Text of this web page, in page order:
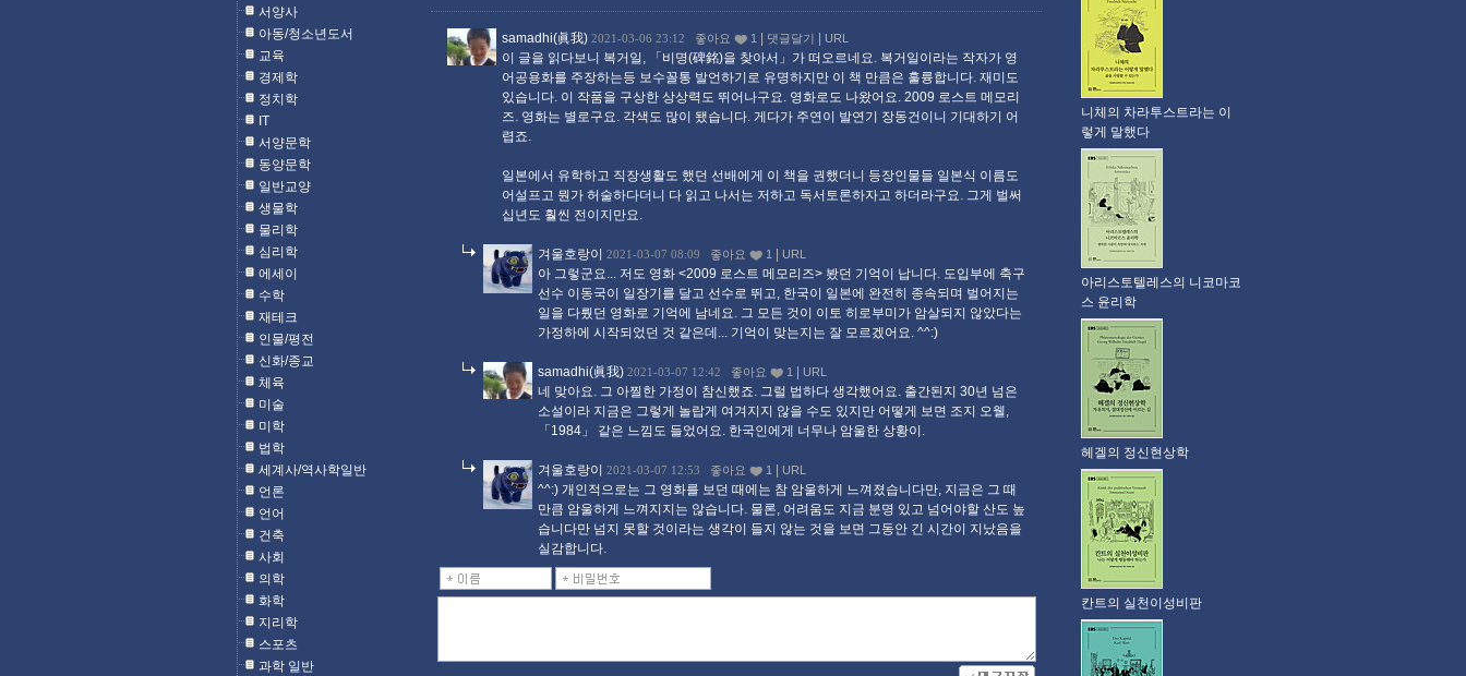
서양사
아동/청소년도서
교육
경제학
정치학
IT
서양문학
동양문학
일반교양
생물학
물리학
심리학
에세이
수학
재테크
인물/평전
신화/종교
체육
미술
미학
법학
세계사/역사학일반
언론
언어
건축
사회
의학
화학
지리학
스포츠
과학 일반
samadhi(眞我) 2021-03-06 23:12 좋아요 1 댓글달기 URL
이 글을 읽다보니 복거일, 「비명(碑銘)을 찾아서」가 떠오르네요. 복거일이라는 작자가 영
어공용화를 주장하는등 보수꼴통 발언하기로 유명하지만 이 책 만큼은 훌륭합니다. 재미도
있습니다. 이 작품을 구상한 상상력도 뛰어나구요. 영화로도 나왔어요. 2009 로스트 메모리
즈. 영화는 별로구요. 각색도 많이 됐습니다. 게다가 주연이 발연기 장동건이니 기대하기 어
렵죠.
일본에서 유학하고 직장생활도 했던 선배에게 이 책을 권했더니 등장인물들 일본식 이름도
어설프고 뭔가 허술하다더니 다 읽고 나서는 저하고 독서토론하자고 하더라구요. 그게 벌써
십년도 훨씬 전이지만요.
겨울호랑이 2021-03-07 08:09 좋아요 1 URL
아 그렇군요... 저도 영화 <2009 로스트 메모리즈> 봤던 기억이 납니다. 도입부에 축구
선수 이동국이 일장기를 달고 선수로 뛰고, 한국이 일본에 완전히 종속되며 벌어지는
일을 다뤘던 영화로 기억에 남네요. 그 모든 것이 이토 히로부미가 암살되지 않았다는
가정하에 시작되었던 것 같은데... 기억이 맞는지는 잘 모르겠어요. ^^:)
samadhi(眞我) 2021-03-07 12:42 좋아요 1 URL
네 맞아요. 그 아찔한 가정이 참신했죠. 그럴 법하다 생각했어요. 출간된지 30년 넘은
소설이라 지금은 그렇게 놀랍게 여겨지지 않을 수도 있지만 어떻게 보면 조지 오웰,
「1984」 같은 느낌도 들었어요. 한국인에게 너무나 암울한 상황이.
겨울호랑이 2021-03-07 12:53 좋아요 1 URL
^^:) 개인적으로는 그 영화를 보던 때에는 참 암울하게 느껴졌습니다만, 지금은 그 때
만큼 암울하게 느껴지지는 않습니다. 물론, 어려움도 지금 분명 있고 넘어야할 산도 높
습니다만 넘지 못할 것이라는 생각이 들지 않는 것을 보면 그동안 긴 시간이 지났음을
실감합니다.
니체의 차라투스트라는 이
렇게 말했다
아리스토텔레스의 니코마코
스 윤리학
헤겔의 정신현상학
칸트의 실천이성비판